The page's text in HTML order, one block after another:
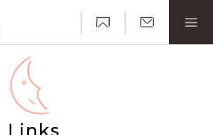
Links